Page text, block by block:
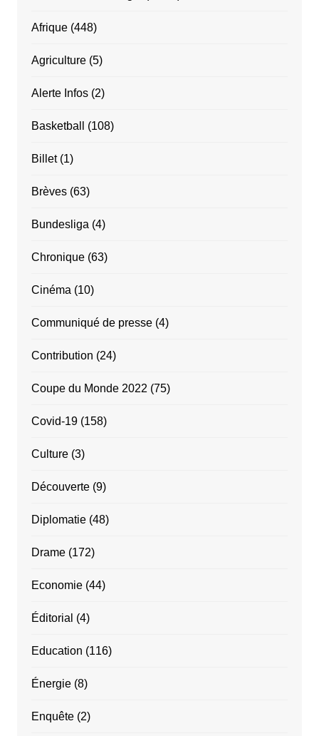
Afrique(448)
Agriculture(5)
Alerte Infos(2)
Basketball (108)
Billet(1)
Brèves(63)
Bundesliga (4)
Chronique(63)
Cinéma (10)
Communiqué de presse(4)
Contribution (24)
Coupe du Monde 2022 (75)
Covid-19(158)
Culture(3)
Découverte(9)
Diplomatie(48)
Drame(172)
Economie(44)
Éditorial (4)
Education (116)
Énergie(8)
Enquête(2)